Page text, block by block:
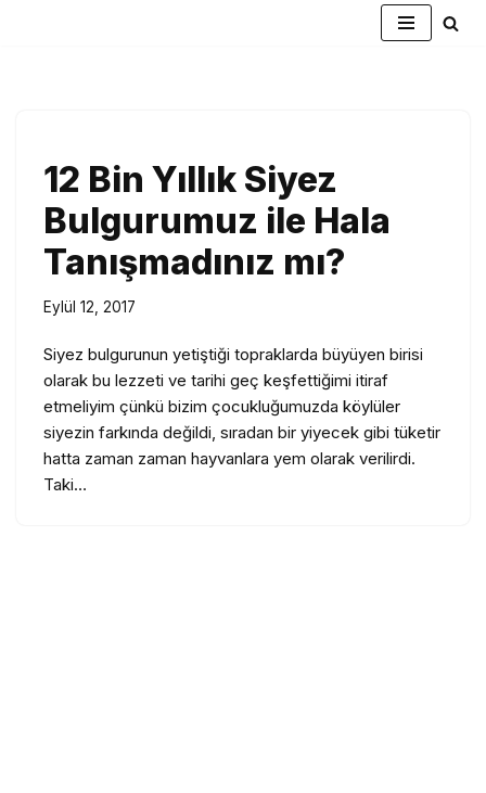
12 Bin Yıllık Siyez
Bulgurumuz ile Hala
Tanışmadınız mı?
Eylül 12, 2017
Siyez bulgurunun yetiştiği topraklarda büyüyen birisi
olarak bu lezzeti ve tarihi geç keşfettiğimi itiraf
etmeliyim çünkü bizim çocukluğumuzda köylüler
siyezin farkında değildi, sıradan bir yiyecek gibi tüketir
hatta zaman zaman hayvanlara yem olarak verilirdi.
Taki…